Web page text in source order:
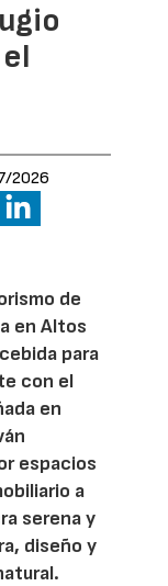
2026
de
en Altos
para
con el
en
espacios
a
serena y
diseño y